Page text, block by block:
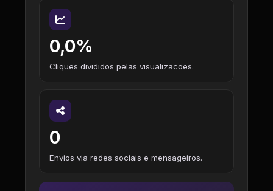
0,0%
Cliques divididos pelas visualizacoes.
0
Envios via redes sociais e mensageiros.